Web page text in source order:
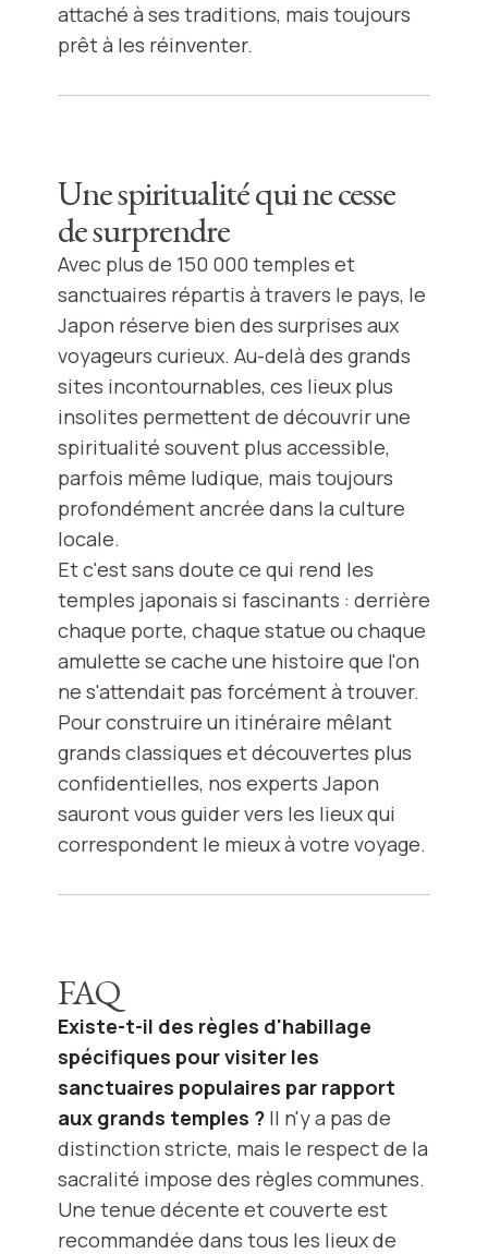
attaché à ses traditions, mais toujours
prêt à les réinventer.
Une spiritualité qui ne cesse
de surprendre
Avec plus de 150 000 temples et
sanctuaires répartis à travers le pays, le
Japon réserve bien des surprises aux
voyageurs curieux. Au-delà des grands
sites incontournables, ces lieux plus
insolites permettent de découvrir une
spiritualité souvent plus accessible,
parfois même ludique, mais toujours
profondément ancrée dans la culture
locale.
Et c'est sans doute ce qui rend les
temples japonais si fascinants : derrière
chaque porte, chaque statue ou chaque
amulette se cache une histoire que l'on
ne s'attendait pas forcément à trouver.
Pour construire un itinéraire mêlant
grands classiques et découvertes plus
confidentielles, nos experts Japon
sauront vous guider vers les lieux qui
correspondent le mieux à votre voyage.
FAQ
Existe-t-il des règles d'habillage
spécifiques pour visiter les
sanctuaires populaires par rapport
aux grands temples ? Il n'y a pas de
distinction stricte, mais le respect de la
sacralité impose des règles communes.
Une tenue décente et couverte est
recommandée dans tous les lieux de